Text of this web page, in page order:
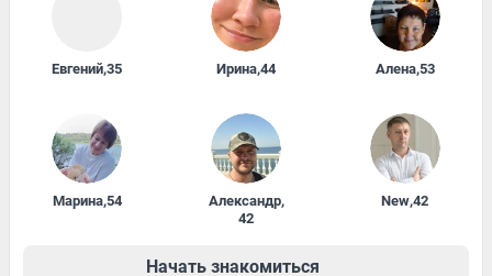
Евгений,35 Ирина,44 Алена,53
Марина,54 Александр,
42
New,42
Начать знакомиться